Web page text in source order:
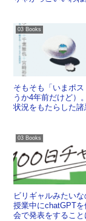
03 Books
そもそも「いまポ
うか4年前だけど）
状況をもたらした諸
03 Books
ビリギャルみたい
授業中にchatGPT
会で発表をするこ